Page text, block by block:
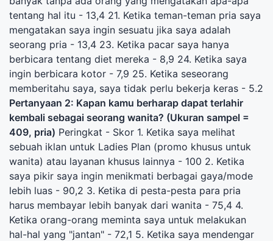
tentang hal itu - 13,4 21. Ketika teman-teman pria saya
mengatakan saya ingin sesuatu jika saya adalah
seorang pria - 13,4 23. Ketika pacar saya hanya
berbicara tentang diet mereka - 8,9 24. Ketika saya
ingin berbicara kotor - 7,9 25. Ketika seseorang
memberitahu saya, saya tidak perlu bekerja keras - 5.2
Pertanyaan 2: Kapan kamu berharap dapat terlahir
kembali sebagai seorang wanita? (Ukuran sampel =
409, pria) Peringkat - Skor 1. Ketika saya melihat
sebuah iklan untuk Ladies Plan (promo khusus untuk
wanita) atau layanan khusus lainnya - 100 2. Ketika
saya pikir saya ingin menikmati berbagai gaya/mode
lebih luas - 90,2 3. Ketika di pesta-pesta para pria
harus membayar lebih banyak dari wanita - 75,4 4.
Ketika orang-orang meminta saya untuk melakukan
hal-hal yang "jantan" - 72,1 5. Ketika saya mendengar